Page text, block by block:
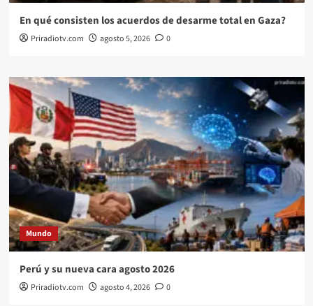
En qué consisten los acuerdos de desarme total en Gaza?
Priradiotv.com agosto 5, 2026 0
Mundo
Perú y su nueva cara agosto 2026
Priradiotv.com agosto 4, 2026 0